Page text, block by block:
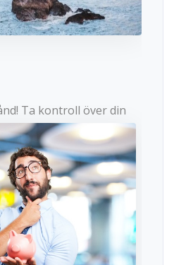
Ta kontroll över din